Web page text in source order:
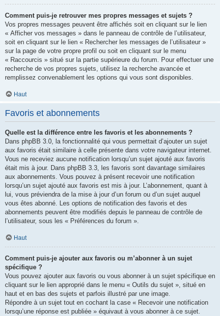
Comment puis-je retrouver mes propres messages et sujets ?
Vos propres messages peuvent être affichés soit en cliquant sur le lien
« Afficher vos messages » dans le panneau de contrôle de l’utilisateur,
soit en cliquant sur le lien « Rechercher les messages de l’utilisateur »
sur la page de votre propre profil ou soit en cliquant sur le menu
« Raccourcis » situé sur la partie supérieure du forum. Pour effectuer une
recherche de vos propres sujets, utilisez la recherche avancée et
remplissez convenablement les options qui vous sont disponibles.
Haut
Favoris et abonnements
Quelle est la différence entre les favoris et les abonnements ?
Dans phpBB 3.0, la fonctionnalité qui vous permettait d’ajouter un sujet
aux favoris était similaire à celle présente dans votre navigateur internet.
Vous ne receviez aucune notification lorsqu’un sujet ajouté aux favoris
était mis à jour. Dans phpBB 3.3, les favoris sont davantage similaires
aux abonnements. Vous pouvez à présent recevoir une notification
lorsqu’un sujet ajouté aux favoris est mis à jour. L’abonnement, quant à
lui, vous préviendra de la mise à jour d’un forum ou d’un sujet auquel
vous êtes abonné. Les options de notification des favoris et des
abonnements peuvent être modifiés depuis le panneau de contrôle de
l’utilisateur, sous les « Préférences du forum ».
Haut
Comment puis-je ajouter aux favoris ou m’abonner à un sujet
spécifique ?
Vous pouvez ajouter aux favoris ou vous abonner à un sujet spécifique en
cliquant sur le lien approprié dans le menu « Outils du sujet », situé en
haut et en bas des sujets et parfois illustré par une image.
Répondre à un sujet tout en cochant la case « Recevoir une notification
lorsqu’une réponse est publiée » équivaut à vous abonner à ce sujet.